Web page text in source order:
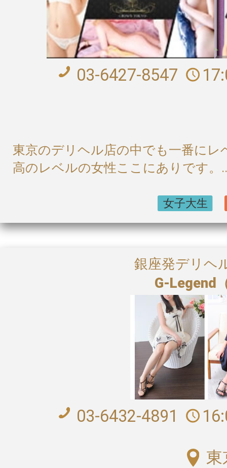
03-6427-8547
東京のデリヘル店の中でも一番に
高のレベルの女性ここにありです。
銀座発デリヘ
G-Legend
03-6432-4891
東